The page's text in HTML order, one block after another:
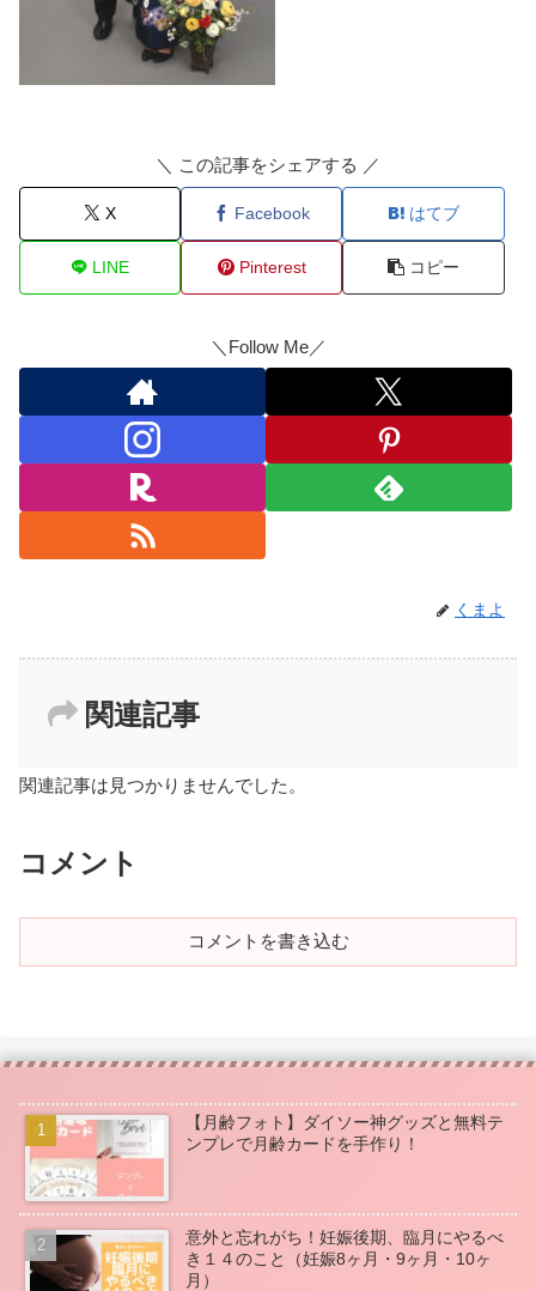
＼ この記事をシェアする ／
X Facebook はてブ
LINE Pinterest コピー
＼Follow Me／
くまよ
関連記事
関連記事は見つかりませんでした。
コメント
コメントを書き込む
【月齢フォト】ダイソー神グッズと無料テ
ンプレで月齢カードを手作り！
意外と忘れがち！妊娠後期、臨月にやるべ
き１４のこと（妊娠8ヶ月・9ヶ月・10ヶ
月）